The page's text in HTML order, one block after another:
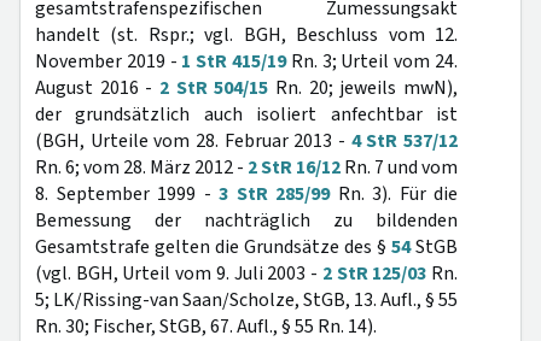
gesamtstrafenspezifischen Zumessungsakt
handelt (st. Rspr.; vgl. BGH, Beschluss vom 12.
November 2019 - 1 StR 415/19Rn. 3; Urteil vom 24.
August 2016 - 2 StR 504/15 Rn. 20; jeweils mwN),
der grundsätzlich auch isoliert anfechtbar ist
(BGH, Urteile vom 28. Februar 2013 - 4 StR 537/12
Rn. 6; vom 28. März 2012 - 2 StR 16/12Rn. 7 und vom
8. September 1999 - 3 StR 285/99Rn. 3). Für die
Bemessung der nachträglich zu bildenden
Gesamtstrafe gelten die Grundsätze des § 54StGB
(vgl. BGH, Urteil vom 9. Juli 2003 - 2 StR 125/03 Rn.
5; LK/Rissing-van Saan/Scholze, StGB, 13. Aufl., § 55
Rn. 30; Fischer, StGB, 67. Aufl., § 55 Rn. 14).